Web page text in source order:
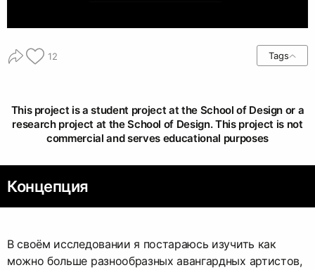
12 Tags
This project is a student project at the School of Design or a
research project at the School of Design. This project is not
commercial and serves educational purposes
Концепция
В своём исследовании я постараюсь изучить как
можно больше разнообразных авангардных артистов,